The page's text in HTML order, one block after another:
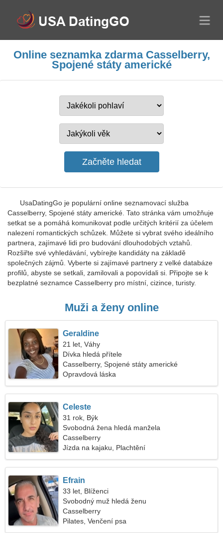
Online seznamka zdarma Casselberry,
Spojené státy americké
UsaDatingGo je populární online seznamovací služba
Casselberry, Spojené státy americké. Tato stránka vám umožňuje
setkat se a pomáhá komunikovat podle určitých kritérií za účelem
nalezení romantických schůzek. Můžete si vybrat svého ideálního
partnera, zajímavé lidi pro budování dlouhodobých vztahů.
Rozšiřte své vyhledávání, vybírejte kandidáty na základě
společných zájmů. Vyberte si zajímavé partnery z velké databáze
profilů, abyste se setkali, zamilovali a popovídali si. Připojte se k
bezplatné seznamce Casselberry pro místní, cizince, turisty.
Muži a ženy online
Geraldine
21 let, Váhy
Dívka hledá přítele
Casselberry, Spojené státy americké
Opravdová láska
Celeste
31 rok, Býk
Svobodná žena hledá manžela
Casselberry
Jízda na kajaku, Plachtění
Efrain
33 let, Blíženci
Svobodný muž hledá ženu
Casselberry
Pilates, Venčení psa